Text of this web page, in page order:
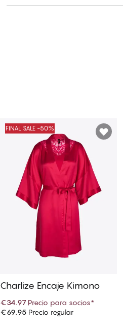
Añadir a la cesta
FINAL SALE -50%
Charlize Encaje Kimono
€34.97 Precio para socios*
€69.95 Precio regular